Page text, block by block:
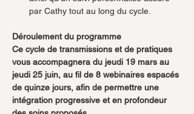
par Cathy tout au long du cycle.
Déroulement du programme
Ce cycle de transmissions et de pratiques
vous accompagnera du jeudi 19 mars au
jeudi 25 juin, au fil de 8 webinaires espacés
de quinze jours, afin de permettre une
intégration progressive et en profondeur